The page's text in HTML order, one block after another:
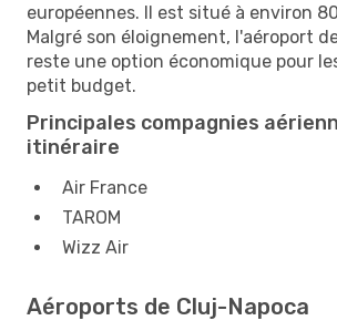
européennes. Il est situé à environ
Malgré son éloignement, l'aéroport
reste une option économique pour
petit budget.
Principales compagnies
itinéraire
Air France
TAROM
Wizz Air
Aéroports de Cluj-Napoca